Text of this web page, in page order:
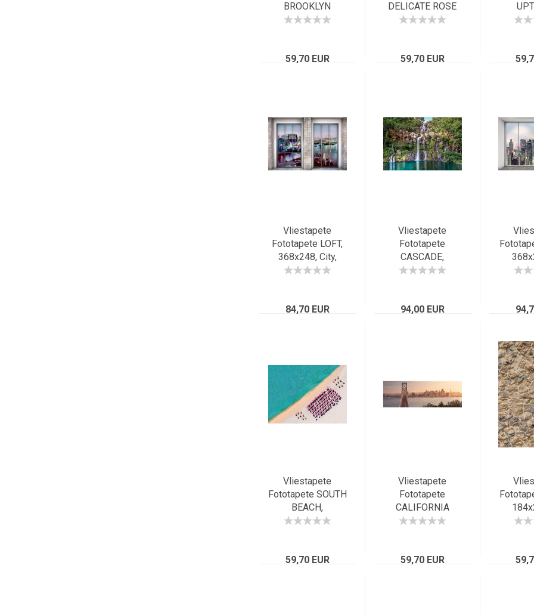
BROOKLYN
184x248
Bridge
59,70 EUR
DELICATE ROSE
184x248
teilig
59,70 EUR
2-
Vliestapete
Fototapete LOFT,
368x248, City,
urbanes Wohnen
84,70 EUR
Vliestapete
Fototapete
CASCADE,
Naturschauspiel,
368x248cm
94,00 EUR
Vliestapete
Fototapete SOUTH
BEACH,
248x184cm,
Miami, Florida
59,70 EUR
Vliestapete
Fototapete
CALIFORNIA
DREAMING,
Panorama der
59,70 EUR